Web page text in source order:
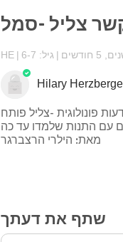
HE גיל: 6-7
Hilary
פונולוגית -צליל פותח
עם התנות שלמדו עד כה
מאת: הילרי הרצברגר
שתף את דעתך